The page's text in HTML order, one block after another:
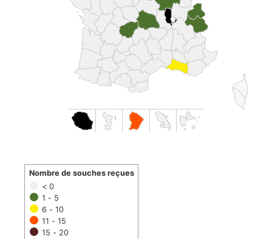
< 0
1 - 5
6 - 10
11 - 15
15 - 20
Nombre de souches reçues